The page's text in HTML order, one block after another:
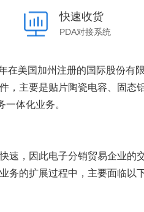
工业设备贸易
快速收货
PDA对接系统
在美国加州注册的国际股份有
，主要是贴片陶瓷电容、固态
体化业务。
速，因此电子分销贸易企业的
务的扩展过程中，主要面临以下